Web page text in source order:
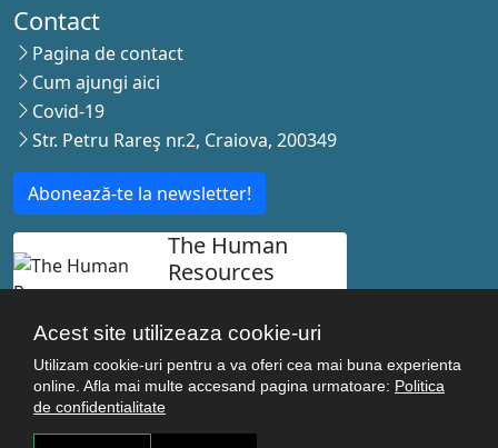
Acest site utilizeaza cookie-uri
Utilizam cookie-uri pentru a va oferi cea mai buna experienta
online. Afla mai multe accesand pagina urmatoare: Politica
de confidentialitate
Contact
Pagina de contact
Cum ajungi aici
Covid-19
Str. Petru Rareş nr.2, Craiova, 200349
Abonează-te la newsletter!
The Human
Resources
Strategy for
Researchers
© Copyright 2021-2026 Toate drepturile rezervate -